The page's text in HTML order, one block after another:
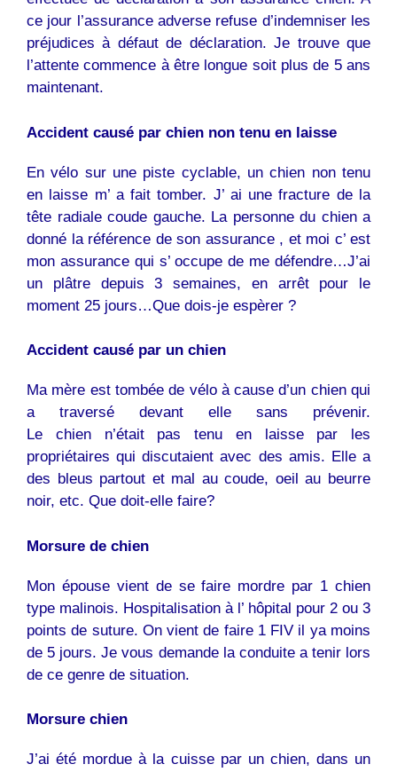
ce jour l’assurance adverse refuse d’indemniser les
préjudices à défaut de déclaration. Je trouve que
l’attente commence à être longue soit plus de 5 ans
maintenant.
Accident causé par chien non tenu en laisse
En vélo sur une piste cyclable, unchien non tenu
en laisse m’ a fait tomber. J’ ai une fracture de la
tête radiale coude gauche. La personne du chien a
donné la référence de son assurance , et moi c’ est
mon assurance qui s’ occupe de me défendre…J’ai
un plâtre depuis 3 semaines, en arrêt pour le
moment 25 jours…Que dois-je espèrer ?
Accident causé par un chien
Ma mère est tombée de vélo à cause d’un chienqui
a traversé devant elle sans prévenir.
Le chienn’était pas tenu en laisse par les
propriétaires qui discutaient avec des amis. Elle a
des bleus partout et mal au coude, oeil au beurre
noir, etc. Que doit-elle faire?
Morsure de chien
Mon épouse vient de se faire mordre par 1 chien
type malinois. Hospitalisation à l’ hôpital pour 2 ou 3
points de suture. On vient de faire 1 FIV il ya moins
de 5 jours. Je vous demande la conduite a tenir lors
de ce genre de situation.
Morsure chien
J’ai été mordue à la cuisse par un chien, dans un